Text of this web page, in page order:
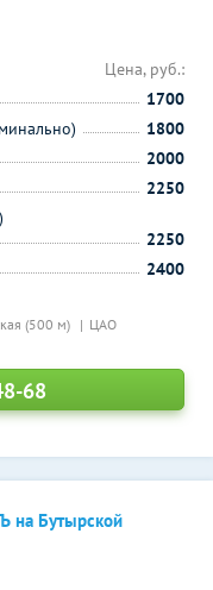
(500 м) ЦАО
Цена, руб.:
1700
1800
2000
2250
2250
2400
68
на Бутырской